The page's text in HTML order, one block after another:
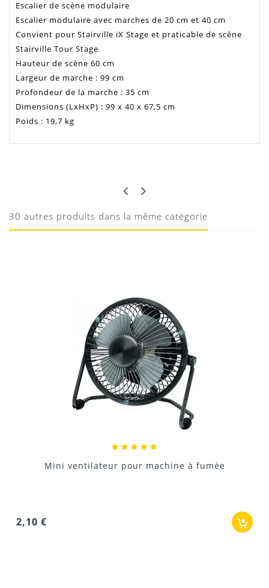
Escalier de scène modulaire
Escalier modulaire avec marches de 20 cm et 40 cm
Convient pour Stairville iX Stage et praticable de scène
Stairville Tour Stage
Hauteur de scène 60 cm
Largeur de marche : 99 cm
Profondeur de la marche : 35 cm
Dimensions (LxHxP) : 99 x 40 x 67,5 cm
Poids : 19,7 kg
18/08/2023
30 autres produits dans la même catégorie
Location de scène